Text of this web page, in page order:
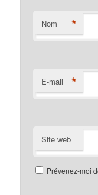
Nom *
E-mail *
Site web
Prévenez-moi